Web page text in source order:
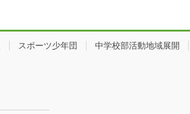
スポーツ少年団 中学校部活動地域展開